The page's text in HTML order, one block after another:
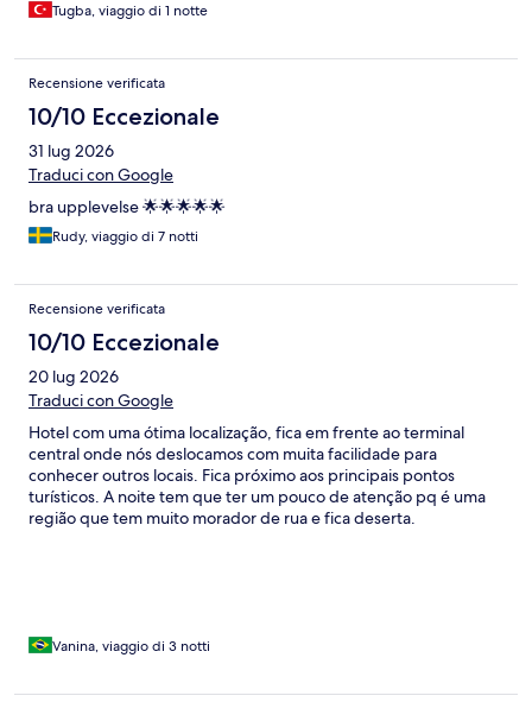
Tugba, viaggio di 1 notte
Recensione verificata
10/10 Eccezionale
31 lug 2026
Traduci con Google
bra upplevelse 🌟🌟🌟🌟🌟
Rudy, viaggio di 7 notti
Recensione verificata
10/10 Eccezionale
20 lug 2026
Traduci con Google
Hotel com uma ótima localização, fica em frente ao terminal
central onde nós deslocamos com muita facilidade para
conhecer outros locais. Fica próximo aos principais pontos
turísticos. A noite tem que ter um pouco de atenção pq é uma
região que tem muito morador de rua e fica deserta.
Vanina, viaggio di 3 notti